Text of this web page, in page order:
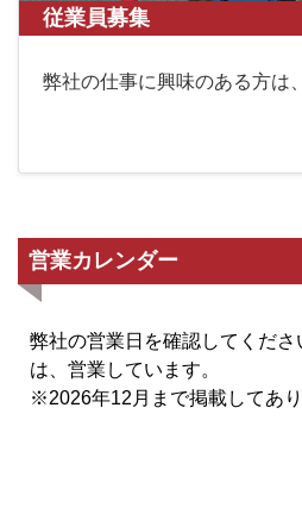
従業員募集
弊社の仕事に興味のある方は
営業カレンダー
弊社の営業日を確認してくだ
は、営業しています。
※2026年12月まで掲載してあり